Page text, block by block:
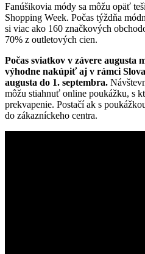
Fanúšikovia módy sa môžu opäť
Shopping Week. Počas týždňa
si viac ako 160 značkových
70% z outletových cien.
Počas sviatkov v závere augusta
výhodne nakúpiť aj v rámci
augusta do 1. septembra.
môžu stiahnuť online poukážku, s
prekvapenie. Postačí ak s
do zákazníckeho centra.